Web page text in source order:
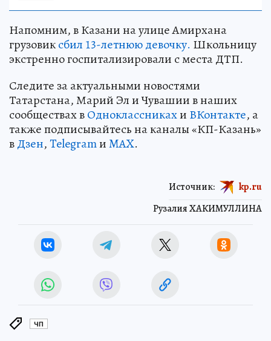
Напомним, в Казани на улице Амирхана
грузовиксбил 13-летнюю девочку. Школьницу
экстренно госпитализировали с места ДТП.
Следите за актуальными новостями
Татарстана, Марий Эл и Чувашии в наших
сообществах вОдноклассникахи ВКонтакте, а
также подписывайтесь на каналы «КП-Казань»
вДзен,TelegramиMAX.
Рузалия ХАКИМУЛЛИНА
Источник: kp.ru
ЧП